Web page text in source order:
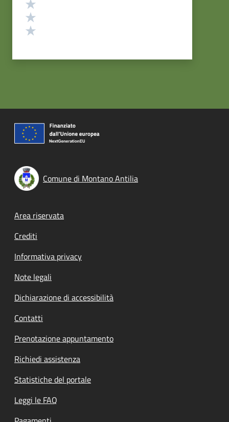
Comune di Montano Antilia
Footer menu
Area riservata
Crediti
Informativa privacy
Note legali
Dichiarazione di accessibilità
Contatti
Prenotazione appuntamento
Richiedi assistenza
Statistiche del portale
Leggi le FAQ